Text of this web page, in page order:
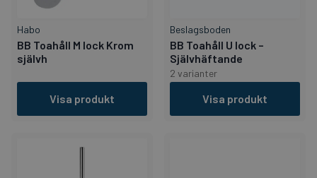
Habo
BB Toahåll M lock Krom
självh
Visa produkt
Beslagsboden
BB Toahåll U lock –
Självhäftande
2 varianter
Visa produkt